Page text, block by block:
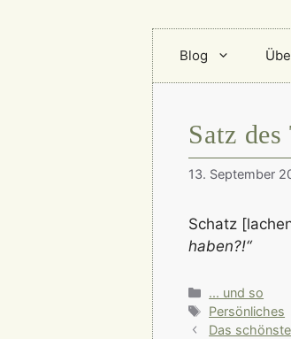
Blog
Satz des
13. September
Schatz
haben?!“
Kategorien
... und so
Schlagwörter
Persönliches
Das